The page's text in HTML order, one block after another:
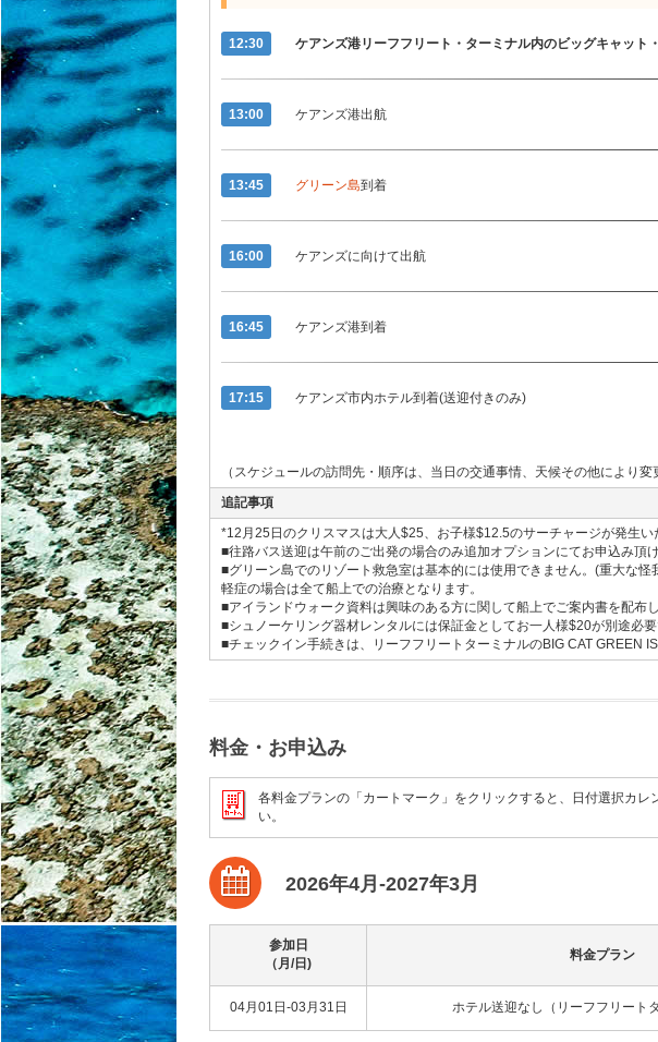
12:30 ケアンズ港リーフフリート・ターミナル内のビッグキャット・
13:00 ケアンズ港出航
13:45 グリーン島到着
16:00 ケアンズに向けて出航
16:45 ケアンズ港到着
17:15 ケアンズ市内ホテル到着(送迎付きのみ)
（スケジュールの訪問先・順序は、当日の交通事情、天候その他により
追記事項
*12月25日のクリスマスは大人$25、お子様$12.5のサーチャージが発生い
■往路バス送迎は午前のご出発の場合のみ追加オプションにてお申込み頂
■グリーン島でのリゾート救急室は基本的には使用できません。(重大な
軽症の場合は全て船上での治療となります。
■アイランドウォーク資料は興味のある方に関して船上でご案内書を配布し
■シュノーケリング器材レンタルには保証金としてお一人様$20が別途必
■チェックイン手続きは、リーフフリートターミナルのBIG CAT GREEN
料金・お申込み
各料金プランの「カートマーク」をクリックすると、日付選択カ
い。
2026年4月-2027年3月
参加日
（月/日)
料金プラン
04月01日-03月31日 ホテル送迎なし（リーフフリート